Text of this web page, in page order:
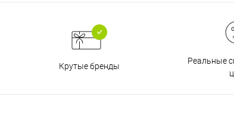
Крутые бренды
Реальные
% картой любого банка
Получайте товарвыбранный способом